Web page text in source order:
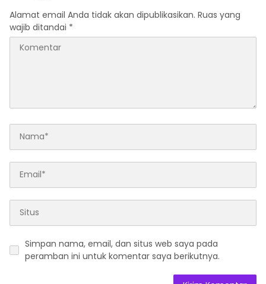
Alamat email Anda tidak akan dipublikasikan. Ruas yang
wajib ditandai *
Simpan nama, email, dan situs web saya pada
peramban ini untuk komentar saya berikutnya.